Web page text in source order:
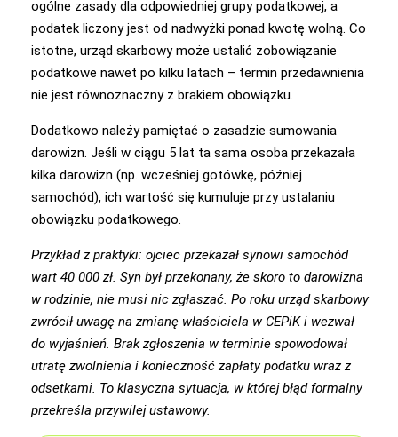
ogólne zasady dla odpowiedniej grupy podatkowej, a
podatek liczony jest od nadwyżki ponad kwotę wolną. Co
istotne, urząd skarbowy może ustalić zobowiązanie
podatkowe nawet po kilku latach – termin przedawnienia
nie jest równoznaczny z brakiem obowiązku.
Dodatkowo należy pamiętać o zasadzie sumowania
darowizn. Jeśli w ciągu 5 lat ta sama osoba przekazała
kilka darowizn (np. wcześniej gotówkę, później
samochód), ich wartość się kumuluje przy ustalaniu
obowiązku podatkowego.
Przykład z praktyki: ojciec przekazał synowi samochód
wart 40 000 zł. Syn był przekonany, że skoro to darowizna
w rodzinie, nie musi nic zgłaszać. Po roku urząd skarbowy
zwrócił uwagę na zmianę właściciela w CEPiK i wezwał
do wyjaśnień. Brak zgłoszenia w terminie spowodował
utratę zwolnienia i konieczność zapłaty podatku wraz z
odsetkami. To klasyczna sytuacja, w której błąd formalny
przekreśla przywilej ustawowy.